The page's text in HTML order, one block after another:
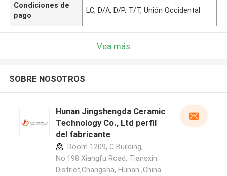
Condiciones de
pago
LC, D/A, D/P, T/T, Unión Occidental
Vea más
SOBRE NOSOTROS
Hunan Jingshengda Ceramic
Technology Co., Ltd perfil
del fabricante
Room 1209, C Building,
No.198 Xiangfu Road, Tiansxin
District,Changsha, Hunan ,China.